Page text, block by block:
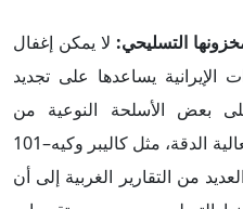
التسليحي: لا يمكن إغفال
يساعدها على تجديد
بعض الأسلحة النوعية من
الاستنزاف، وخصوصاً الصواريخ العالية الدقة، مثل كاليبر وكيه–101
من التقارير الغربية إلى أن